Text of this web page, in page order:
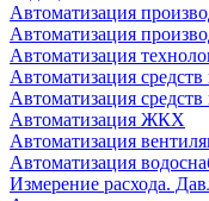
Автоматизация
Автоматизация
Автоматизация
Автоматизация
Автоматизация средств
Автоматизация ЖКХ
Автоматизация
Автоматизация
Измерение расхода.